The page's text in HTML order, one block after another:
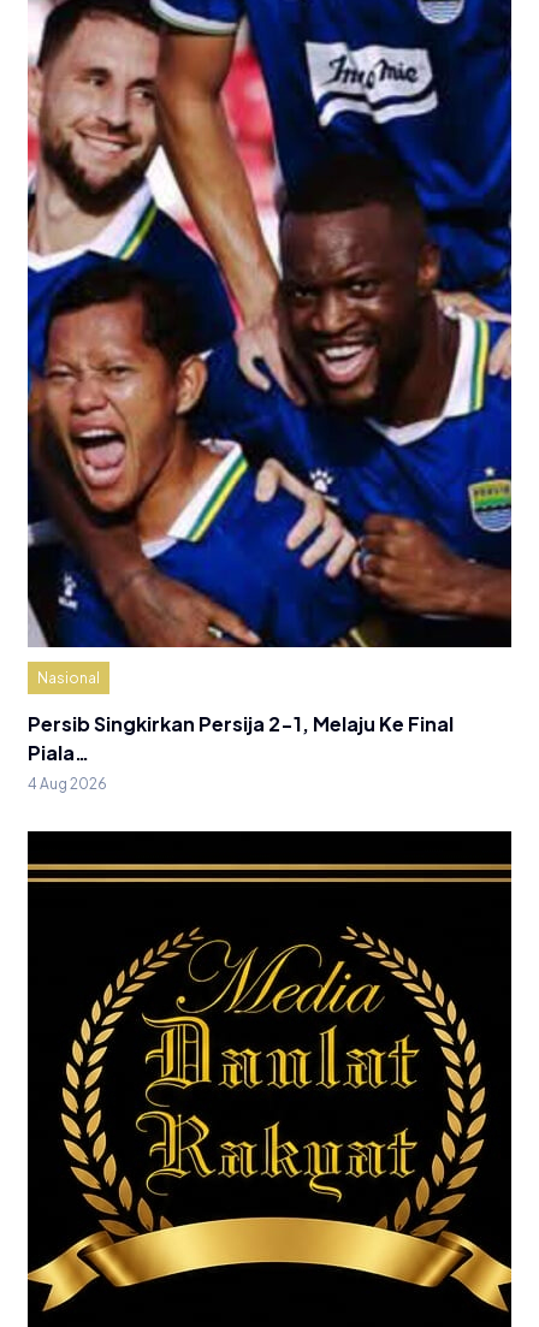
Nasional
Persib Singkirkan Persija 2-1, Melaju Ke Final
Piala…
4 Aug 2026